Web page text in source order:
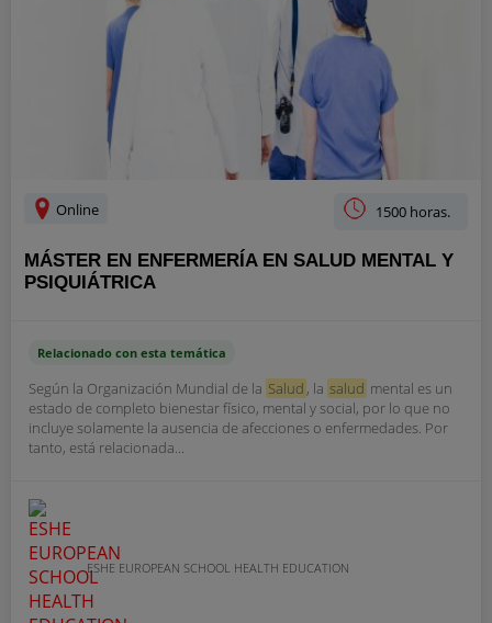
Online 1500 horas.
MÁSTER EN ENFERMERÍA EN SALUD MENTAL Y
PSIQUIÁTRICA
Relacionado con esta temática
Según la Organización Mundial de la Salud , la salud mental es un
estado de completo bienestar físico, mental y social, por lo que no
incluye solamente la ausencia de afecciones o enfermedades. Por
tanto, está relacionada...
ESHE EUROPEAN SCHOOL HEALTH EDUCATION